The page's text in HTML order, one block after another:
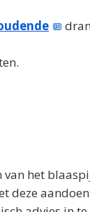
van het
deze